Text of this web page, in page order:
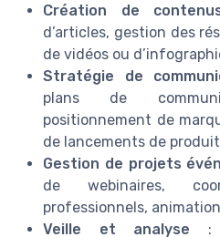
Création de
d’articles, gestion des
de vidéos ou
Stratégie de
plans de
positionnement de
de lancements de
Gestion de projets
de webinaires,
professionnels,
Veille et analyse :